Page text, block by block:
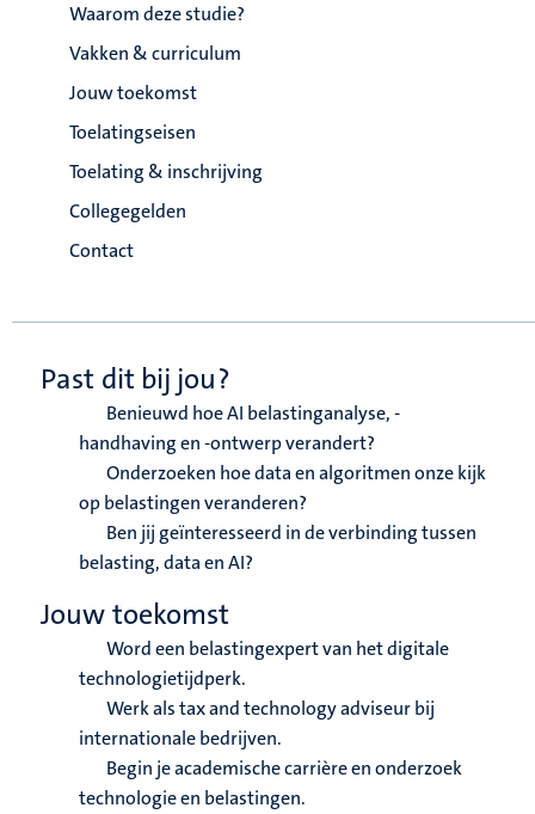
Waarom deze studie?
Vakken & curriculum
Jouw toekomst
Toelatingseisen
Toelating & inschrijving
Collegegelden
Contact
Past dit bij jou?
Benieuwd hoe AI belastinganalyse, -
handhaving en -ontwerp verandert?
Onderzoeken hoe data en algoritmen onze kijk
op belastingen veranderen?
Ben jij geïnteresseerd in de verbinding tussen
belasting, data en AI?
Jouw toekomst
Word een belastingexpert van het digitale
technologietijdperk.
Werk als tax and technology adviseur bij
internationale bedrijven.
Begin je academische carrière en onderzoek
technologie en belastingen.